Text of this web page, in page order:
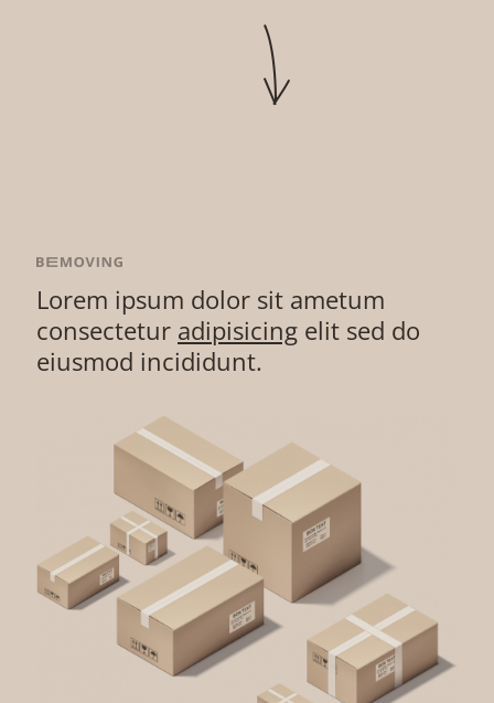
Lorem ipsum dolor sit ametum
consectetur adipisicing elit sed do
eiusmod incididunt.